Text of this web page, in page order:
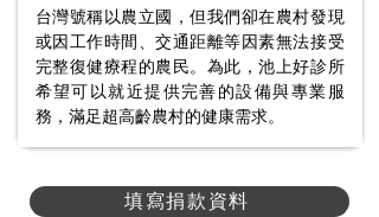
台灣號稱以農立國，但我們卻在農村發現
或因工作時間、交通距離等因素無法接受
完整復健療程的農民。為此，池上好診所
希望可以就近提供完善的設備與專業服
務，滿足超高齡農村的健康需求。
填寫捐款資料